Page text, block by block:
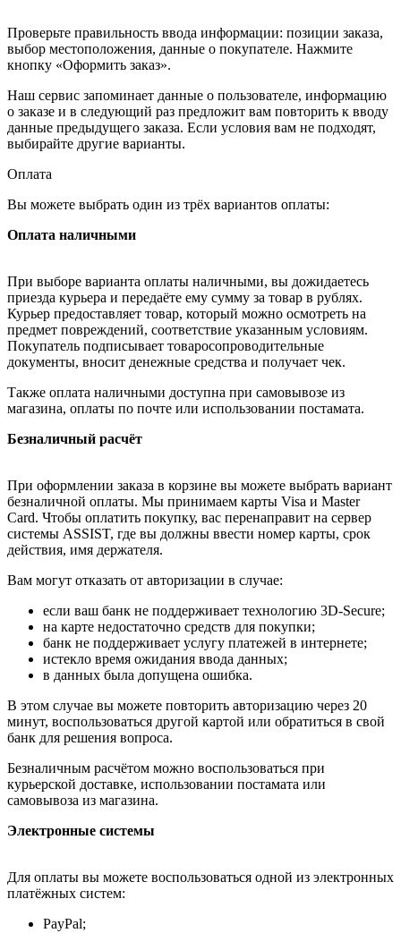
Проверьте правильность ввода информации: позиции заказа,
выбор местоположения, данные о покупателе. Нажмите
кнопку «Оформить заказ».
Наш сервис запоминает данные о пользователе, информацию
о заказе и в следующий раз предложит вам повторить к вводу
данные предыдущего заказа. Если условия вам не подходят,
выбирайте другие варианты.
Оплата
Вы можете выбрать один из трёх вариантов оплаты:
Оплата наличными
При выборе варианта оплаты наличными, вы дожидаетесь
приезда курьера и передаёте ему сумму за товар в рублях.
Курьер предоставляет товар, который можно осмотреть на
предмет повреждений, соответствие указанным условиям.
Покупатель подписывает товаросопроводительные
документы, вносит денежные средства и получает чек.
Также оплата наличными доступна при самовывозе из
магазина, оплаты по почте или использовании постамата.
Безналичный расчёт
При оформлении заказа в корзине вы можете выбрать вариант
безналичной оплаты. Мы принимаем карты Visa и Master
Card. Чтобы оплатить покупку, вас перенаправит на сервер
системы ASSIST, где вы должны ввести номер карты, срок
действия, имя держателя.
Вам могут отказать от авторизации в случае:
если ваш банк не поддерживает технологию 3D-Secure;
на карте недостаточно средств для покупки;
банк не поддерживает услугу платежей в интернете;
истекло время ожидания ввода данных;
в данных была допущена ошибка.
В этом случае вы можете повторить авторизацию через 20
минут, воспользоваться другой картой или обратиться в свой
банк для решения вопроса.
Безналичным расчётом можно воспользоваться при
курьерской доставке, использовании постамата или
самовывоза из магазина.
Электронные системы
Для оплаты вы можете воспользоваться одной из электронных
платёжных систем:
PayPal;